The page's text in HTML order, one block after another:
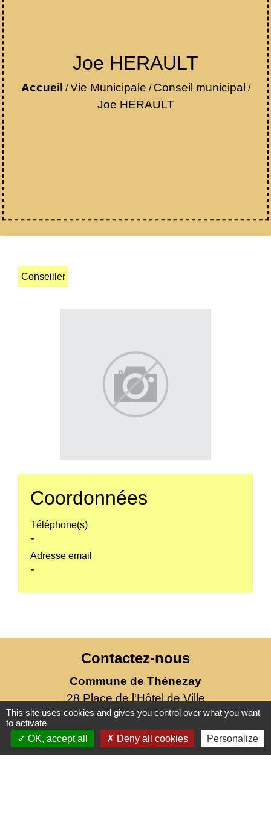
Joe HERAULT
Accueil /Vie Municipale / Conseil municipal /
Joe HERAULT
Conseiller
Coordonnées
Téléphone(s)
-
Adresse email
-
Contactez-nous
Commune de Thénezay
28 Place de l'Hôtel de Ville
79390 Thénezay - FRANCE
+33 5 49 63 00 20
This site uses cookies and gives you control over what you want
to activate
OK, accept all
Deny all cookies Personalize